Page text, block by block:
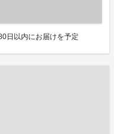
日以内にお届けを予定